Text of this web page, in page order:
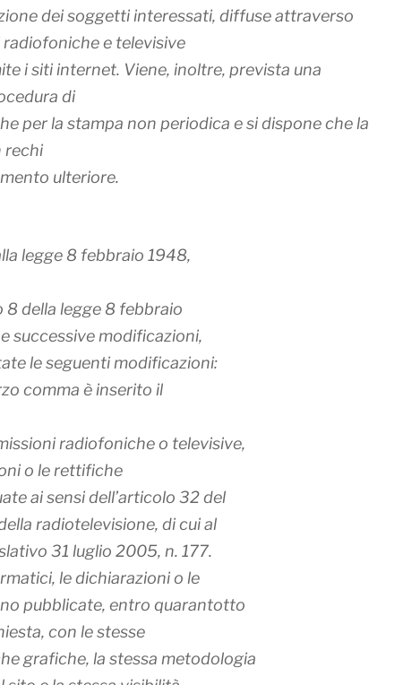
dei soggetti interessati, diffuse attraverso
e televisive
i siti internet. Viene, inoltre, prevista una
di
per la stampa non periodica e si dispone che la
rechi
ulteriore.
legge 8 febbraio 1948,
8 della legge 8 febbraio
successive modificazioni,
le seguenti modificazioni:
comma è inserito il
radiofoniche o televisive,
o le rettifiche
ai sensi dell’articolo 32 del
radiotelevisione, di cui al
31 luglio 2005, n. 177.
le dichiarazioni o le
pubblicate, entro quarantotto
con le stesse
grafiche, la stessa metodologia